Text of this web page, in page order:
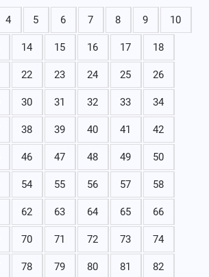
4 5 6 7 8 9 10
14 15 16 17 18
22 23 24 25 26
30 31 32 33 34
38 39 40 41 42
46 47 48 49 50
54 55 56 57 58
62 63 64 65 66
70 71 72 73 74
78 79 80 81 82